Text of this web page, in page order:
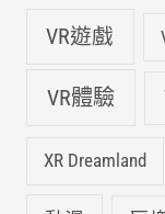
VR遊戲
VR體驗
XR Dreamland